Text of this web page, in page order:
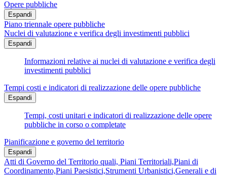
Opere pubbliche
Espandi
Piano triennale opere pubbliche
Nuclei di valutazione e verifica degli investimenti pubblici
Espandi
Informazioni relative ai nuclei di valutazione e verifica degli
investimenti pubblici
Tempi costi e indicatori di realizzazione delle opere pubbliche
Espandi
Tempi, costi unitari e indicatori di realizzazione delle opere
pubbliche in corso o completate
Pianificazione e governo del territorio
Espandi
Atti di Governo del Territorio quali, Piani Territoriali,Piani di
Coordinamento,Piani Paesistici,Strumenti Urbanistici,Generali e di